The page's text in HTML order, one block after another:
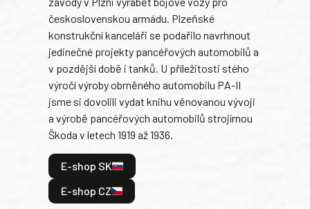
československou armádu. Plzeňské
konstrukční kanceláři se podařilo navrhnout
jedinečné projekty pancéřových automobilů a
v pozdější době i tanků. U příležitosti stého
výročí výroby obrněného automobilu PA-II
jsme si dovolili vydat knihu věnovanou vývoji
a výrobě pancéřových automobilů strojírnou
Škoda v letech 1919 až 1936.
E-shop SK
E-shop CZ